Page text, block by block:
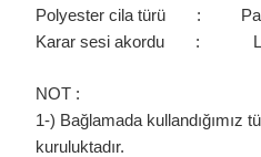
Polyester cila türü :
Karar sesi akordu :
NOT :
1-) Bağlamada kullandığımız
kuruluktadır.